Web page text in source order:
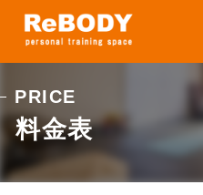
料金表
PRICE